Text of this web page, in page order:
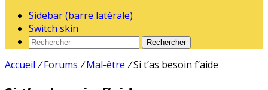
Sidebar (barre latérale)
Switch skin
Rechercher
Accueil / Forums / Mal-être /Si t’as besoin f’aide